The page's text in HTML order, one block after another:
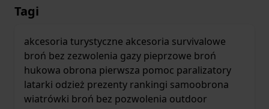
Tagi
akcesoria turystyczne akcesoria survivalowe
broń bez zezwolenia gazy pieprzowe broń
hukowa obrona pierwsza pomoc paralizatory
latarki odzież prezenty rankingi samoobrona
wiatrówki broń bez pozwolenia outdoor